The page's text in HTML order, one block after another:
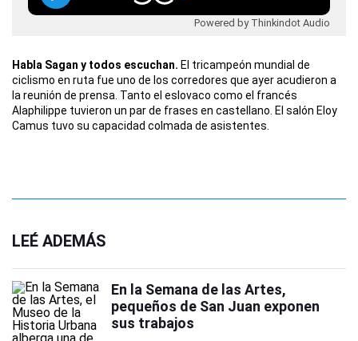
Powered by Thinkindot Audio
Habla Sagan y todos escuchan. El tricampeón mundial de
ciclismo en ruta fue uno de los corredores que ayer acudieron a
la reunión de prensa. Tanto el eslovaco como el francés
Alaphilippe tuvieron un par de frases en castellano. El salón Eloy
Camus tuvo su capacidad colmada de asistentes.
LEÉ ADEMÁS
En la Semana de las Artes,
pequeños de San Juan exponen
sus trabajos